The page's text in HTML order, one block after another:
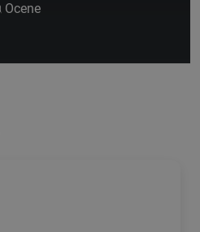
Ocene